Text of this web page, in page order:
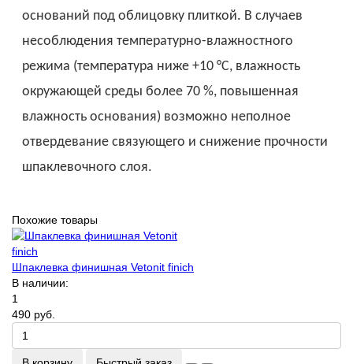
оснований под облицовку плиткой. В случаев
несоблюдения температурно-влажностного
режима (температура ниже +10 °С, влажность
окружающей среды более 70 %, повышенная
влажность основания) возможно неполное
отвердевание связующего и снижение прочности
шпаклевочного слоя.
Похожие товары
Шпаклевка финишная Vetonit finich
В наличии:
1
490 руб.